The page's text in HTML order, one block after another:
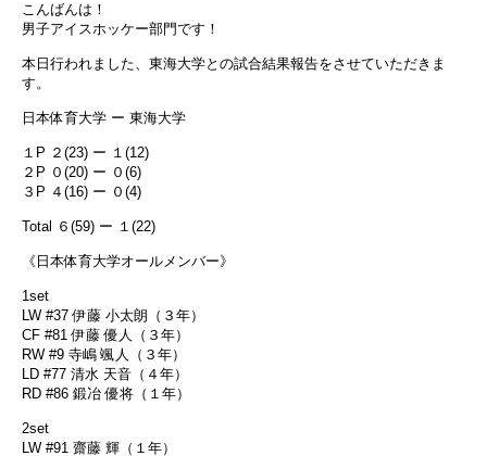
こんばんは！
男子アイスホッケー部門です！
本日行われました、東海大学との試合結果報告をさせていただきま
す。
日本体育大学 ー 東海大学
１P ２(23) ー １(12)
２P ０(20) ー ０(6)
３P ４(16) ー ０(4)
Total ６(59) ー １(22)
《日本体育大学オールメンバー》
1set
LW #37 伊藤 小太朗（３年）
CF #81 伊藤 優人（３年）
RW #9 寺嶋 颯人（３年）
LD #77 清水 天音（４年）
RD #86 鍛冶 優将（１年）
2set
LW #91 齋藤 輝（１年）